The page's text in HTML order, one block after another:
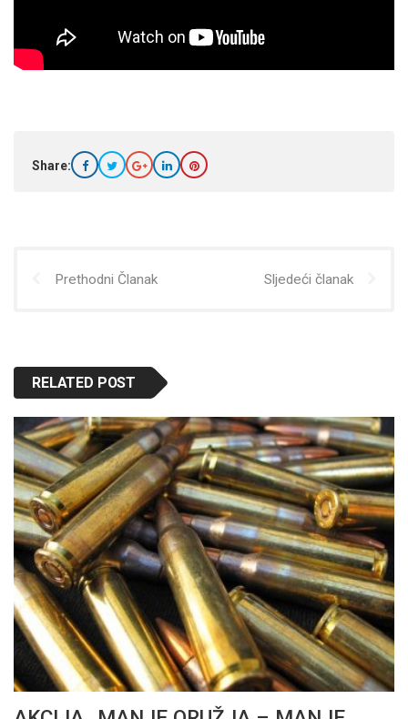
Share:
Prethodni Članak Sljedeći članak
RELATED POST